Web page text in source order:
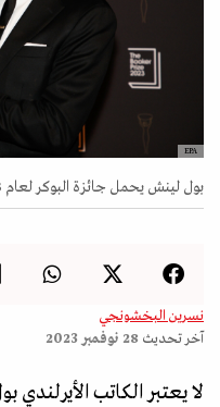
EPA
بول لينش يحمل جائزة البوكر لعام 2023
نسرين البخشونجي
آخر تحديث 28 نوفمبر 2023
لا يعتبر الكاتب